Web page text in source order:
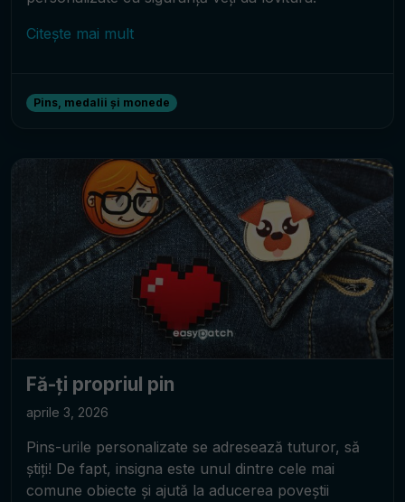
Citește mai mult
Pins, medalii și monede
Fă-ți propriul pin
aprile 3, 2026
Pins-urile personalizate se adresează tuturor, să
știți! De fapt, insigna este unul dintre cele mai
comune obiecte și ajută la aducerea poveștii